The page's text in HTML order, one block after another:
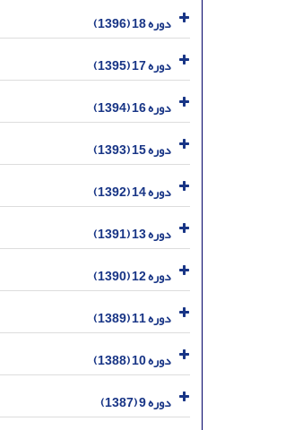
دوره 18 (1396)
دوره 17 (1395)
دوره 16 (1394)
دوره 15 (1393)
دوره 14 (1392)
دوره 13 (1391)
دوره 12 (1390)
دوره 11 (1389)
دوره 10 (1388)
دوره 9 (1387)